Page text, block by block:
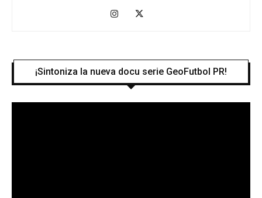
¡Sintoniza la nueva docu serie GeoFutbol PR!